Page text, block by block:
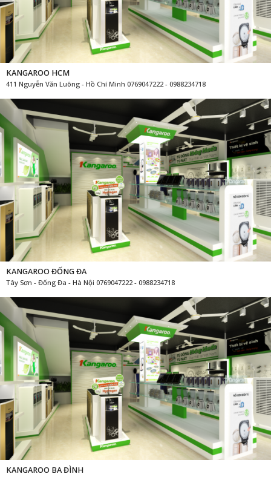
KANGAROO HCM
411 Nguyễn Văn Luông - Hồ Chí Minh 0769047222 - 0988234718
KANGAROO ĐỐNG ĐA
Tây Sơn - Đống Đa - Hà Nội 0769047222 - 0988234718
KANGAROO BA ĐÌNH